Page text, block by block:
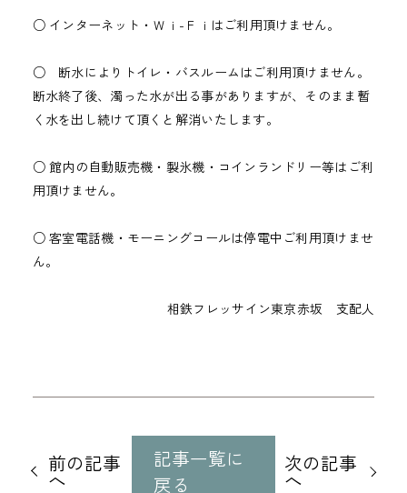
○ インターネット・Ｗｉ-Ｆｉはご利用頂けません。
○ 断水によりトイレ・バスルームはご利用頂けません。
断水終了後、濁った水が出る事がありますが、そのまま暫
く水を出し続けて頂くと解消いたします。
○ 館内の自動販売機・製氷機・コインランドリー等はご利
用頂けません。
○ 客室電話機・モーニングコールは停電中ご利用頂けませ
ん。
相鉄フレッサイン東京赤坂 支配人
記前の記事
へ
記事一覧に
戻る
次の記事
へ